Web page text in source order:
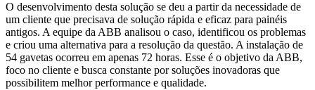
O desenvolvimento desta solução se deu a partir da necessidade de
um cliente que precisava de solução rápida e eficaz para painéis
antigos. A equipe da ABB analisou o caso, identificou os problemas
e criou uma alternativa para a resolução da questão. A instalação de
54 gavetas ocorreu em apenas 72 horas. Esse é o objetivo da ABB,
foco no cliente e busca constante por soluções inovadoras que
possibilitem melhor performance e qualidade.